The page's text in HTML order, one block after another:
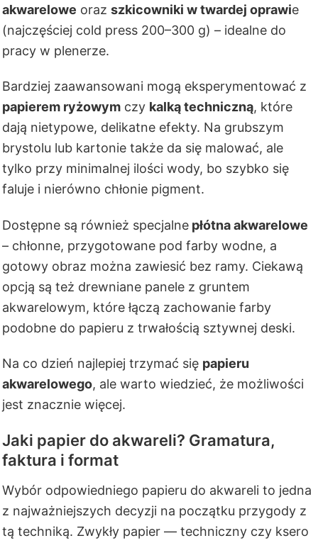
akwarelowe oraz szkicowniki w twardej oprawie
(najczęściej cold press 200–300 g) – idealne do
pracy w plenerze.
Bardziej zaawansowani mogą eksperymentować z
papierem ryżowym czy kalką techniczną, które
dają nietypowe, delikatne efekty. Na grubszym
brystolu lub kartonie także da się malować, ale
tylko przy minimalnej ilości wody, bo szybko się
faluje i nierówno chłonie pigment.
Dostępne są również specjalne płótna akwarelowe
– chłonne, przygotowane pod farby wodne, a
gotowy obraz można zawiesić bez ramy. Ciekawą
opcją są też drewniane panele z gruntem
akwarelowym, które łączą zachowanie farby
podobne do papieru z trwałością sztywnej deski.
Na co dzień najlepiej trzymać się papieru
akwarelowego, ale warto wiedzieć, że możliwości
jest znacznie więcej.
Jaki papier do akwareli? Gramatura,
faktura i format
Wybór odpowiedniego papieru do akwareli to jedna
z najważniejszych decyzji na początku przygody z
tą techniką. Zwykły papier — techniczny czy ksero